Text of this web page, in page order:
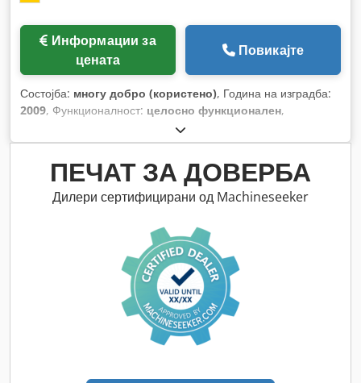
цената
Повикајте
Состојба: многу добро (користено), Година на изградба:
2009, Функционалност: целосно функционален,
ПЕЧАТ ЗА ДОВЕРБА
Дилери сертифицирани од Machineseeker